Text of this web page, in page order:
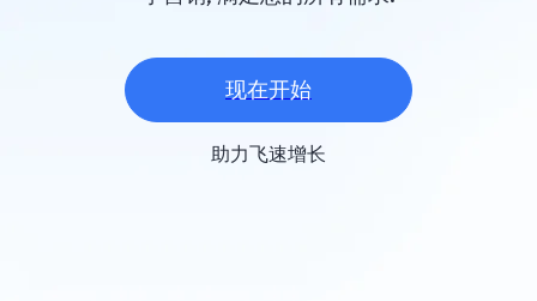
现在开始
助力飞速增长